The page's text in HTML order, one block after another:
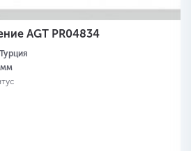
AGT PR04834
Турция
мм